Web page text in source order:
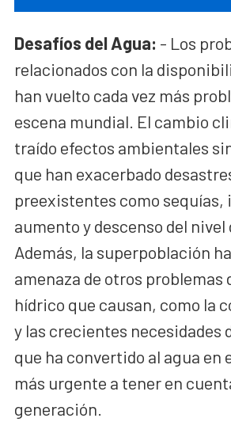
Desafíos del Agua: - Los
relacionados con la
han vuelto cada vez más
escena mundial. El cambio
traído efectos ambientales
que han exacerbado
preexistentes como sequías,
aumento y descenso del nivel
Además, la superpoblación
amenaza de otros problemas
hídrico que causan, como la
y las crecientes necesidades
que ha convertido al agua en
más urgente a tener en
generación.